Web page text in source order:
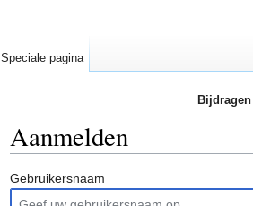
Aanmelden
Gebruikersnaam
Speciale pagina